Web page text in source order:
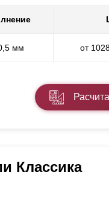
мм от
Классика